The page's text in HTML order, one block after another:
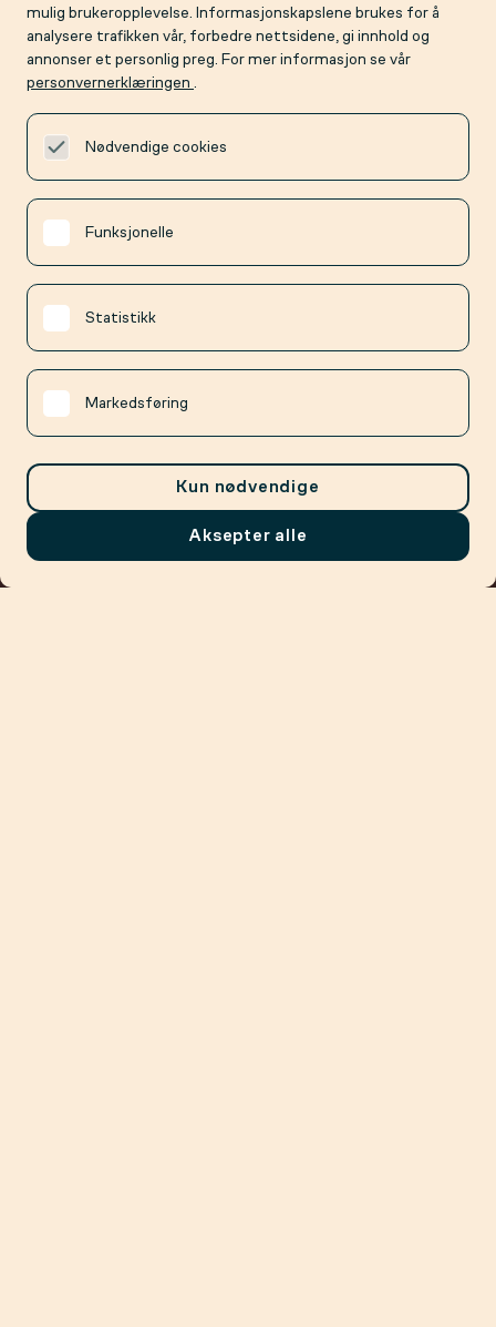
Meny
mulig brukeropplevelse. Informasjonskapslene brukes for å
analysere trafikken vår, forbedre nettsidene, gi innhold og
annonser et personlig preg. For mer informasjon se vår
personvernerklæringen .
Nødvendige cookies
Funksjonelle
Statistikk
Markedsføring
Kun nødvendige
Aksepter alle